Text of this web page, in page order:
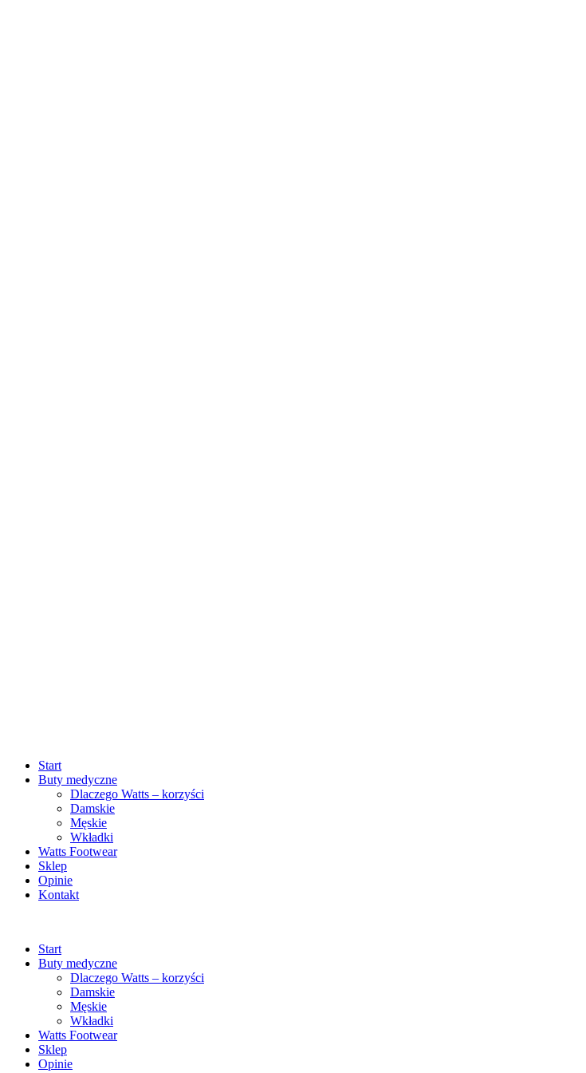
Start
Buty medyczne
Dlaczego Watts – korzyści
Damskie
Męskie
Wkładki
Watts Footwear
Sklep
Opinie
Kontakt
Start
Buty medyczne
Dlaczego Watts – korzyści
Damskie
Męskie
Wkładki
Watts Footwear
Sklep
Opinie